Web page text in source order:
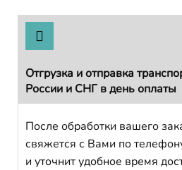
Отгрузка и отправка
России и СНГ в день оплаты
После обработки вашего
свяжется с Вами по
и уточнит удобное время